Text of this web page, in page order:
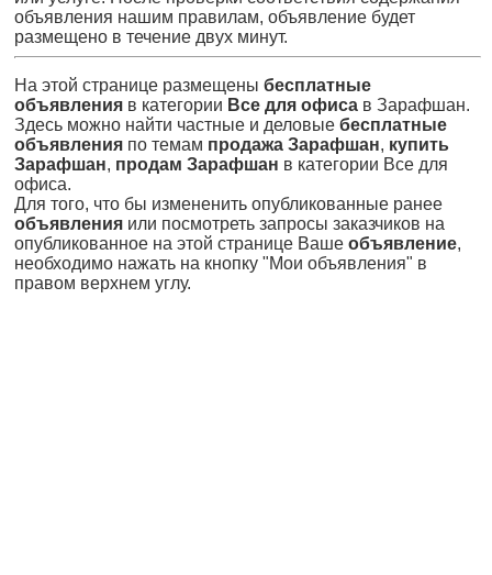
объявления нашим правилам, объявление будет
размещено в течение двух минут.
На этой странице размещены бесплатные
объявления в категории Все для офиса в Зарафшан.
Здесь можно найти частные и деловые бесплатные
объявления по темам продажа Зарафшан, купить
Зарафшан, продам Зарафшан в категории Все для
офиса.
Для того, что бы измененить опубликованные ранее
объявления или посмотреть запросы заказчиков на
опубликованное на этой странице Ваше объявление,
необходимо нажать на кнопку "Мои объявления" в
правом верхнем углу.